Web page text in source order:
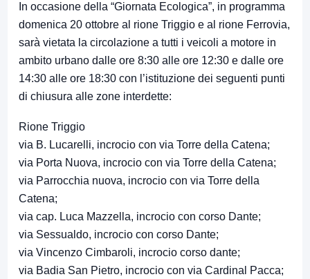
In occasione della “Giornata Ecologica”, in programma
domenica 20 ottobre al rione Triggio e al rione Ferrovia,
sarà vietata la circolazione a tutti i veicoli a motore in
ambito urbano dalle ore 8:30 alle ore 12:30 e dalle ore
14:30 alle ore 18:30 con l’istituzione dei seguenti punti
di chiusura alle zone interdette:
Rione Triggio
via B. Lucarelli, incrocio con via Torre della Catena;
via Porta Nuova, incrocio con via Torre della Catena;
via Parrocchia nuova, incrocio con via Torre della
Catena;
via cap. Luca Mazzella, incrocio con corso Dante;
via Sessualdo, incrocio con corso Dante;
via Vincenzo Cimbaroli, incrocio corso dante;
via Badia San Pietro, incrocio con via Cardinal Pacca;